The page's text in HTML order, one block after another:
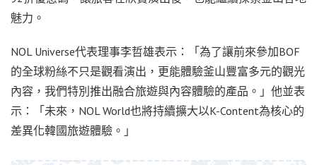
魅力。
NOL Universe代表理事李哲雄表示：「為了讓前來參加BOF
的全球粉絲不只是觀看演出，更能體驗釜山豐富多元的觀光
內容，我們特別推出融合旅遊與內容體驗的產品。」他並表
示：「未來，NOL World也將持續擴大以K-Content為核心的
差異化韓國旅遊體驗。」